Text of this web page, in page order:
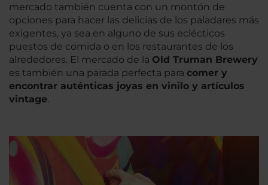
mercado también cuenta con un montón de
opciones para hacer las delicias de los paladares más
exigentes, ya sea en alguno de sus eclécticos
puestos de comida o en los restaurantes de los
alrededores. El mercado de la Old Truman Brewery
es también una parada perfecta para comer y
encontrar auténticas joyas en vinilo y artículos
vintage.